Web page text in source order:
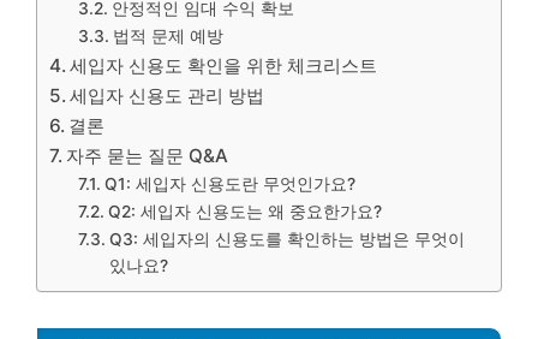
안정적인 임대 수익 확보
법적 문제 예방
세입자 신용도 확인을 위한 체크리스트
세입자 신용도 관리 방법
결론
자주 묻는 질문 Q&A
Q1: 세입자 신용도란 무엇인가요?
Q2: 세입자 신용도는 왜 중요한가요?
Q3: 세입자의 신용도를 확인하는 방법은 무엇이
있나요?